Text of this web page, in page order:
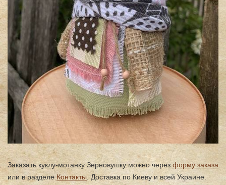
Заказать куклу-мотанку Зерновушку можно через форму заказа
или в разделеКонтакты . Доставка по Киеву и всей Украине.